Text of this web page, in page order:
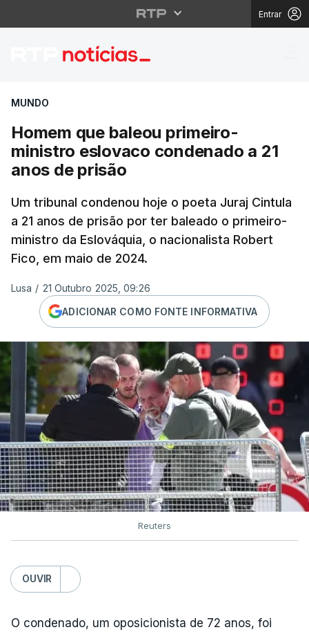
Entrar
Homem que baleou
MUNDO
Homem que baleou primeiro-
ministro eslovaco condenado a 21
anos de prisão
Um tribunal condenou hoje o poeta Juraj Cintula
a 21 anos de prisão por ter baleado o primeiro-
ministro da Eslováquia, o nacionalista Robert
Fico, em maio de 2024.
Lusa / 21 Outubro 2025, 09:26
ADICIONAR COMO FONTE INFORMATIVA
Reuters
OUVIR
O condenado, um oposicionista de 72 anos, foi